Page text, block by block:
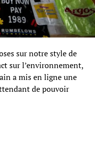
sur notre style de
sur l’environnement,
a mis en ligne une
de pouvoir